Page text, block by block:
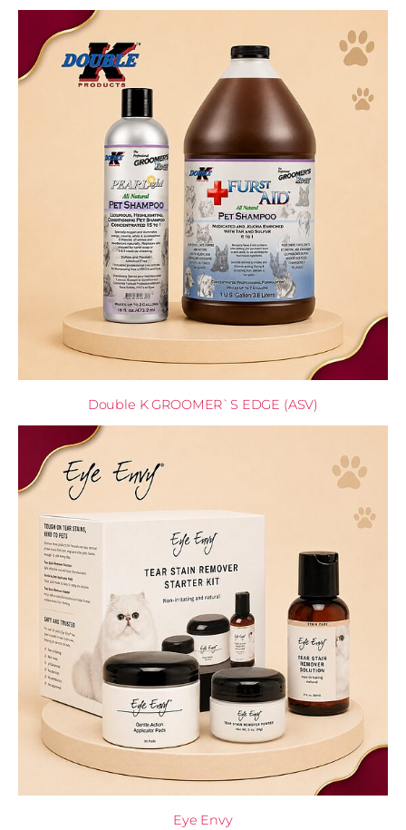
Double K GROOMER`S EDGE (ASV)
Eye Envy